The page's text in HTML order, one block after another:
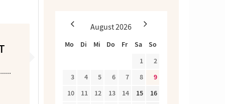
August2026
Mo Di Mi Do Fr Sa
So
1
2
3
4 5 6 7 8
9
10
11 12 13 14 15
16